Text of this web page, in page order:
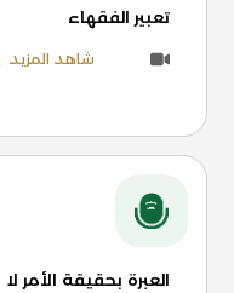
تعبير الفقهاء
شاهد المزيد
العبرة بحقيقة الأمر لا